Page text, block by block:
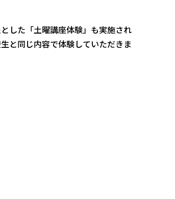
した「土曜講座体験」も実施され
と同じ内容で体験していただきま